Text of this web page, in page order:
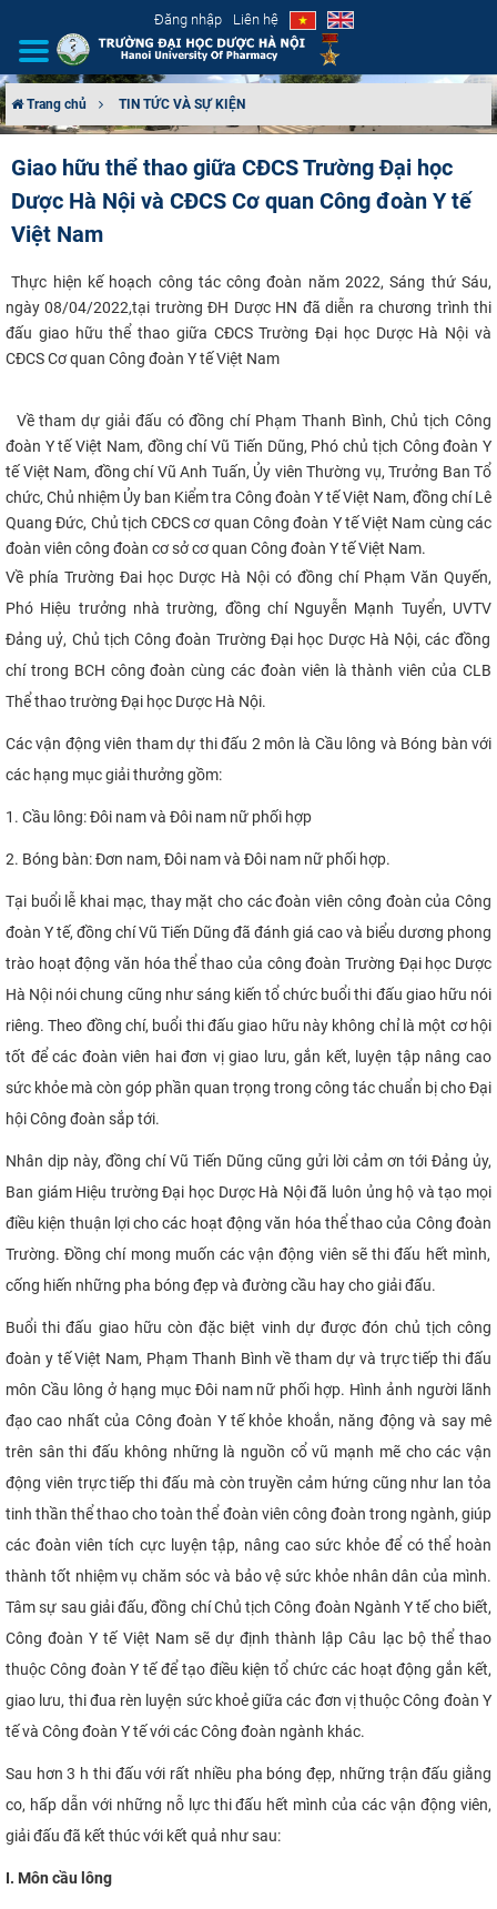
Đăng nhập Liên hệ
CƠ CẤU TỔ CHỨC
TUYỂN SINH
ĐÀO TẠO
ĐẢM BẢO CHẤT LƯỢNG
KHOA HỌC CÔNG NGHỆ
HTQT
CỰU NGƯỜI HỌC
Trang chủ TIN TỨC VÀ SỰ KIỆN
Giao hữu thể thao giữa CĐCS Trường Đại học
Dược Hà Nội và CĐCS Cơ quan Công đoàn Y tế
Việt Nam
Thực hiện kế hoạch công tác công đoàn năm 2022,Sáng thứ Sáu,
ngày08/04/2022,tại trường ĐH Dược HN đã diễn ra chương trình thi
đấu giao hữu thể thao giữa CĐCS Trường Đại học Dược Hà Nội và
CĐCS Cơ quan Công đoàn Y tế Việt Nam
Về tham dự giải đấu có đồng chí Phạm Thanh Bình, Chủ tịch Công
đoàn Y tế Việt Nam, đồng chí Vũ Tiến Dũng, Phó chủ tịch Công đoàn Y
tế Việt Nam, đồng chí Vũ Anh Tuấn, Ủy viên Thường vụ, Trưởng Ban Tổ
chức, Chủ nhiệm Ủy ban Kiểm tra Công đoàn Y tế Việt Nam, đồng chí Lê
Quang Đức, Chủ tịch CĐCScơ quan Công đoàn Y tế Việt Nam cùng các
đoàn viên công đoàn cơ sở cơ quan Công đoàn Y tế Việt Nam.
Về phía Trường Đai học Dược Hà Nội có đồng chí Phạm Văn Quyến,
Phó Hiệu trưởng nhà trường, đồng chí Nguyễn Mạnh Tuyển, UVTV
Đảng uỷ, Chủ tịch Công đoàn Trường Đại học Dược Hà Nội, các đồng
chí trong BCH công đoàn cùng các đoàn viên là thành viên của CLB
Thể thao trường Đại học Dược Hà Nội.
Các vận động viên tham dự thi đấu 2 môn là Cầu lông và Bóng bàn với
các hạng mục giải thưởng gồm:
1. Cầu lông: Đôi nam và Đôi nam nữ phối hợp
2. Bóng bàn: Đơn nam, Đôi nam và Đôi nam nữ phối hợp.
Tại buổi lễ khai mạc, thay mặt cho các đoàn viên công đoàn của Công
đoàn Y tế, đồng chí Vũ Tiến Dũng đã đánh giá cao và biểu dương phong
trào hoạt động văn hóa thể thao của công đoàn Trường Đại học Dược
Hà Nội nói chung cũng như sáng kiến tổ chức buổi thi đấu giao hữu nói
riêng. Theo đồng chí, buổi thi đấu giao hữu này không chỉ là một cơ hội
tốt để các đoàn viên hai đơn vị giao lưu, gắn kết, luyện tập nâng cao
sức khỏe mà còn góp phần quan trọng trong công tác chuẩn bị cho Đại
hội Công đoàn sắp tới.
Nhân dịp này, đồng chí Vũ Tiến Dũng cũng gửi lời cảm ơn tới Đảng ủy,
Ban giám Hiệu trường Đại học Dược Hà Nội đã luôn ủng hộ và tạo mọi
điều kiện thuận lợi cho các hoạt động văn hóa thể thao của Công đoàn
Trường. Đồng chí mong muốn các vận động viên sẽ thi đấu hết mình,
cống hiến những pha bóng đẹp và đường cầu hay cho giải đấu.
Buổi thi đấu giao hữu còn đặc biệt vinh dự được đón chủ tịch công
đoàn y tế Việt Nam, Phạm Thanh Bình về tham dự và trực tiếp thi đấu
môn Cầu lông ở hạng mục Đôi nam nữ phối hợp. Hình ảnh người lãnh
đạo cao nhất của Công đoàn Y tế khỏe khoắn, năng động và say mê
trên sân thi đấu không những là nguồn cổ vũ mạnh mẽ cho các vận
động viên trực tiếp thi đấu mà còn truyền cảm hứng cũng như lan tỏa
tinh thần thể thao cho toàn thể đoàn viên công đoàn trong ngành, giúp
các đoàn viên tích cực luyện tập, nâng cao sức khỏe để có thể hoàn
thành tốt nhiệm vụ chăm sóc và bảo vệ sức khỏe nhân dân của mình.
Tâm sự sau giải đấu, đồng chí Chủ tịch Công đoàn Ngành Y tế cho biết,
Công đoàn Y tế Việt Nam sẽ dự định thành lập Câu lạc bộ thể thao
thuộc Công đoàn Y tế để tạo điều kiện tổ chức các hoạt động gắn kết,
giao lưu, thi đua rèn luyện sức khoẻ giữa các đơn vị thuộc Công đoàn Y
tế và Công đoàn Y tế với các Công đoàn ngành khác.
Sau hơn 3 h thi đấu với rất nhiều pha bóng đẹp, những trận đấu giằng
co, hấp dẫn với những nỗ lực thi đấu hết mình của các vận động viên,
giải đấu đã kết thúc với kết quả như sau:
I. Môn cầu lông